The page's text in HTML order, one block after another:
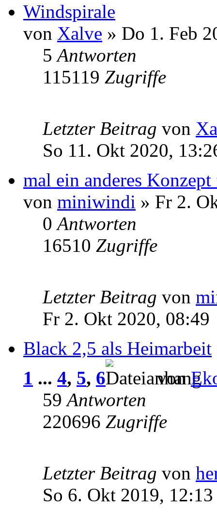
Windspirale
von Xalve » Do 1. Feb
5Antworten
115119 Zugriffe
Letzter Beitrag von
So 11. Okt 2020,
mal ein anderes
von miniwindi » Fr 2.
0Antworten
16510 Zugriffe
Letzter Beitrag von
Fr 2. Okt 2020, 08:49
Black 2,5 als Heimarbeit
1 ... 4, 5, 6 von
59Antworten
220696 Zugriffe
Letzter Beitrag von
So 6. Okt 2019, 12:13